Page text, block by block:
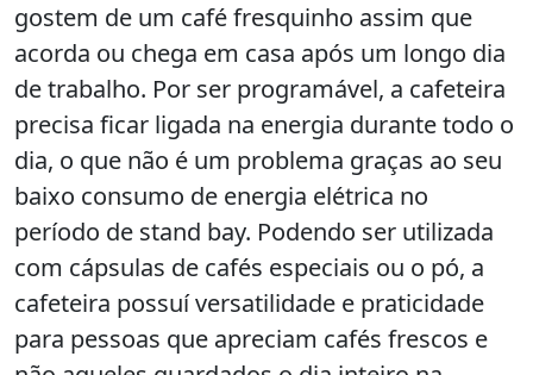
gostem de um café fresquinho assim que
acorda ou chega em casa após um longo dia
de trabalho. Por ser programável, a cafeteira
precisa ficar ligada na energia durante todo o
dia, o que não é um problema graças ao seu
baixo consumo de energia elétrica no
período de stand bay. Podendo ser utilizada
com cápsulas de cafés especiais ou o pó, a
cafeteira possuí versatilidade e praticidade
para pessoas que apreciam cafés frescos e